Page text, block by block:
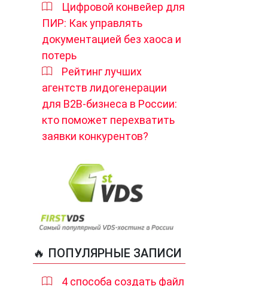
Цифровой конвейер для
ПИР: Как управлять
документацией без хаоса и
потерь
Рейтинг лучших
агентств лидогенерации
для B2B-бизнеса в России:
кто поможет перехватить
заявки конкурентов?
🔥 ПОПУЛЯРНЫЕ ЗАПИСИ
4 способа создать файл